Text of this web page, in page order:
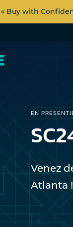
Buy with
EN
Venez
Atlanta !